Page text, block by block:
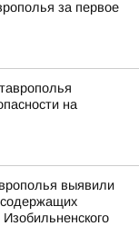
за первое
на
выявили